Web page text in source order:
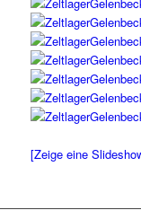
[Zeige eine